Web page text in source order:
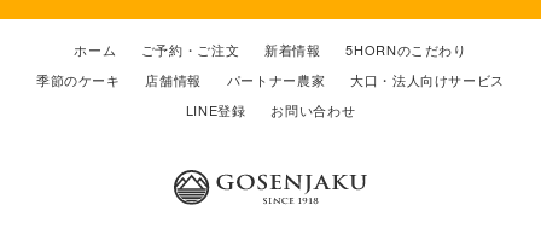
ホーム ご予約・ご注文 新着情報
5HORNのこだわり
季節のケーキ
店舗情報 パートナー農家
大口・法人向けサービス
LINE登録
お問い合わせ